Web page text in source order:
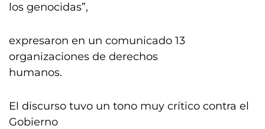
los genocidas”,
expresaron en un comunicado 13
organizaciones de derechos
humanos.
El discurso tuvo un tono muy crítico contra el
Gobierno